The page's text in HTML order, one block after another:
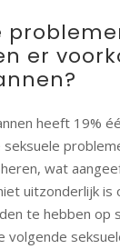
er
heeft 19%
wat
uitzonderlijk is
te hebben op
volgende